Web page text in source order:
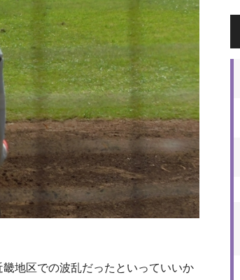
地区での波乱だったといっていいか